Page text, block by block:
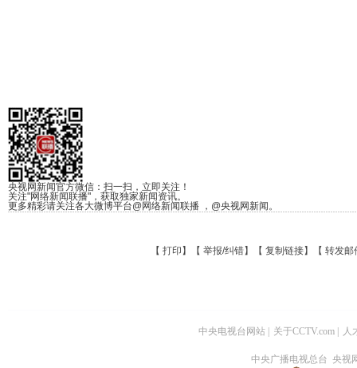
央视网新闻官方微信：扫一扫，立即关注！
关注"网络新闻联播"，获取独家新闻资讯。
更多精彩请关注各大微博平台@网络新闻联播 ，@央视网新闻。
【 打印 】【 举报/纠错】【 复制链接】【 转发邮
中央电视台网站 关于CCTV.com 人
中央广播电视总台 央视